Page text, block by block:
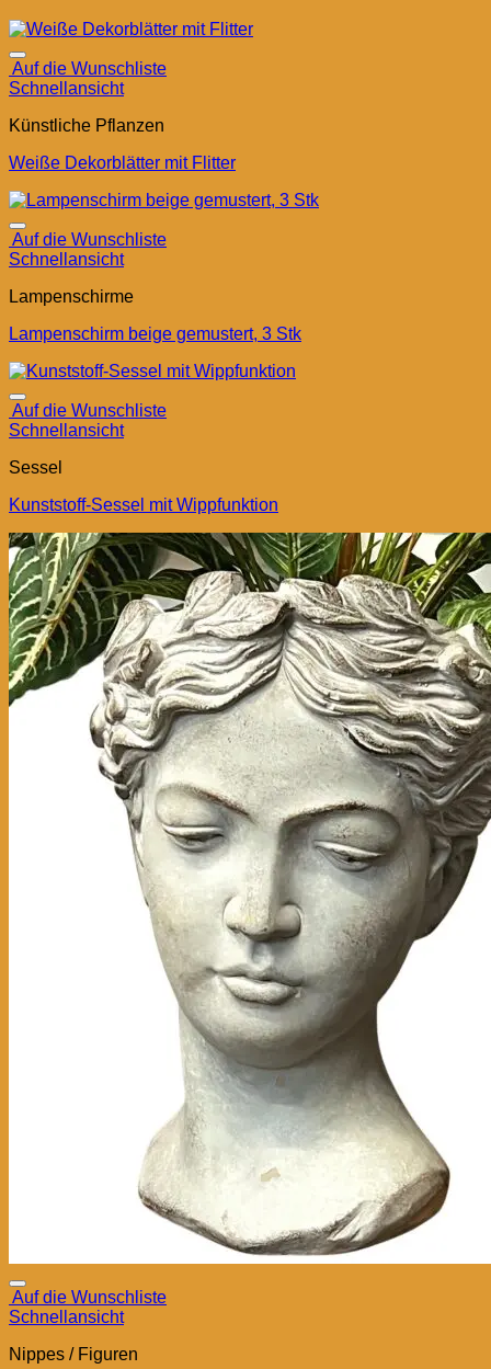
Auf die Wunschliste
Schnellansicht
Künstliche Pflanzen
Weiße Dekorblätter mit Flitter
Auf die Wunschliste
Schnellansicht
Lampenschirme
Lampenschirm beige gemustert, 3 Stk
Auf die Wunschliste
Schnellansicht
Sessel
Kunststoff-Sessel mit Wippfunktion
Auf die Wunschliste
Schnellansicht
Nippes / Figuren